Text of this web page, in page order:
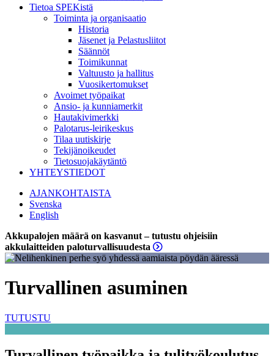
Tietoa SPEKistä
Toiminta ja organisaatio
Historia
Jäsenet ja Pelastusliitot
Säännöt
Toimikunnat
Valtuusto ja hallitus
Vuosikertomukset
Avoimet työpaikat
Ansio- ja kunniamerkit
Hautakivimerkki
Palotarus-leirikeskus
Tilaa uutiskirje
Tekijänoikeudet
Tietosuojakäytäntö
YHTEYSTIEDOT
AJANKOHTAISTA
Svenska
English
Akkupalojen määrä on kasvanut – tutustu ohjeisiin
akkulaitteiden paloturvallisuudesta
Turvallinen asuminen
TUTUSTU